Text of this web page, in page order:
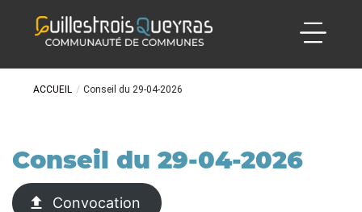
ACCUEIL / Conseil du 29-04-2026
Conseil du 29-04-2026
Convocation